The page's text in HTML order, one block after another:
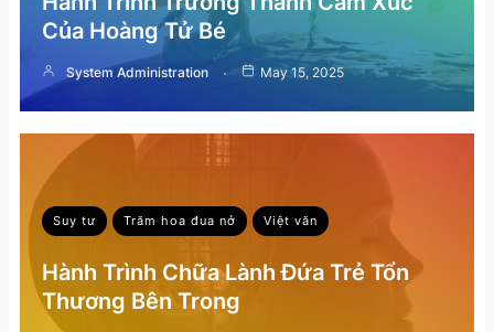
Của Hoàng Tử Bé
System Administration May 15, 2025
Suy tư Trăm hoa đua nở Việt văn
Hành Trình Chữa Lành Đứa Trẻ Tổn
Thương Bên Trong